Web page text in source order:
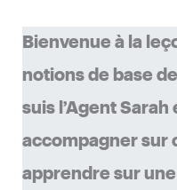
Bienvenue à la
notions de base
suis l’Agent Sarah
accompagner sur
apprendre sur